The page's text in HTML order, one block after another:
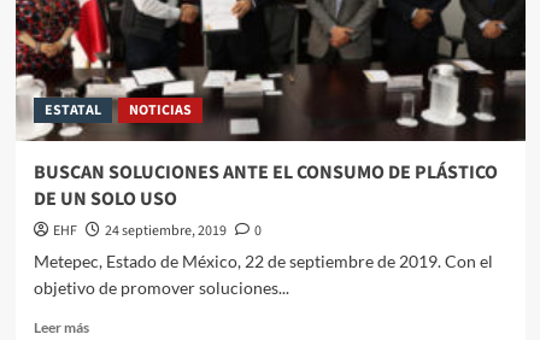
ESTATAL NOTICIAS
BUSCAN SOLUCIONES ANTE EL CONSUMO DE PLÁSTICO
DE UN SOLO USO
EHF 24 septiembre, 2019
0
Metepec, Estado de México, 22 de septiembre de 2019. Con el
objetivo de promover soluciones...
Leer más